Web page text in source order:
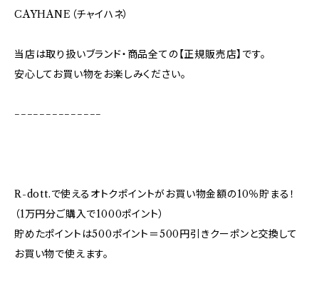
CAYHANE（チャイハネ）
当店は取り扱いブランド・商品全ての【正規販売店】です。
安心してお買い物をお楽しみください。
−−−−−−−−−−−−−−
R-dott.で使えるオトクポイントがお買い物金額の10％貯まる！
（1万円分ご購入で1000ポイント）
貯めたポイントは500ポイント＝500円引きクーポンと交換して
お買い物で使えます。